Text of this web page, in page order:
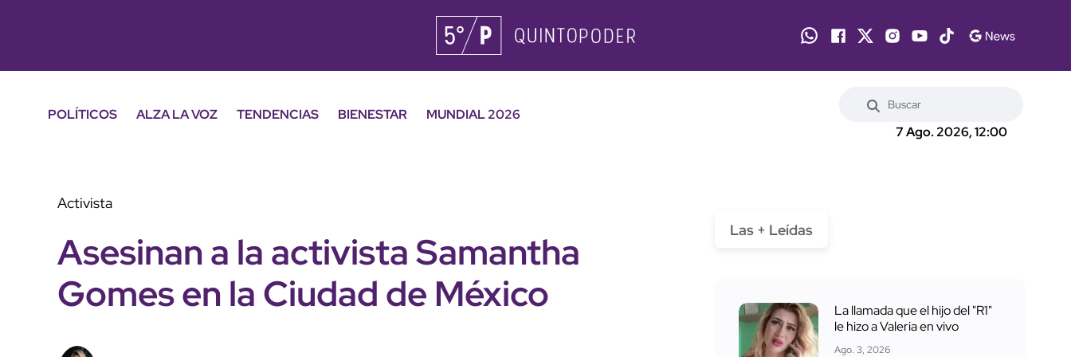
POLÍTICOS ALZA LA VOZ TENDENCIAS BIENESTAR
MUNDIAL 2026
7 Ago. 2026, 12:00
Activista
Asesinan a la activista Samantha
Gomes en la Ciudad de México
Las + Leídas
La llamada que el hijo del "R1"
le hizo a Valeria en vivo
Ago. 3, 2026